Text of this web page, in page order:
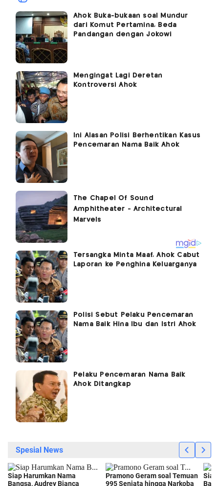
Ahok Buka-bukaan soal Mundur
dari Komut Pertamina, Beda
Pandangan dengan Jokowi
Mengingat Lagi Deretan
Kontroversi Ahok
Ini Alasan Polisi Berhentikan Kasus
Pencemaran Nama Baik Ahok
Tersangka Minta Maaf, Ahok Cabut
Laporan ke Penghina Keluarganya
Polisi Sebut Pelaku Pencemaran
Nama Baik Hina Ibu dan Istri Ahok
Pelaku Pencemaran Nama Baik
Ahok Ditangkap